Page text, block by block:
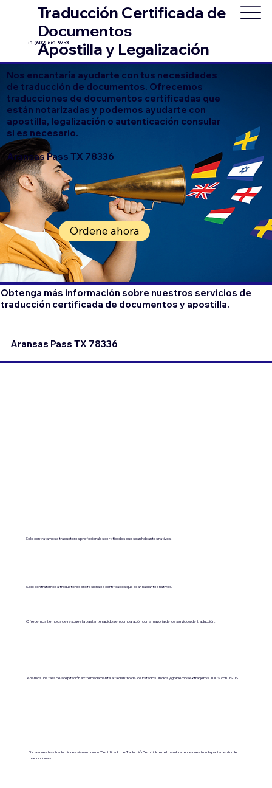
Traducción Certificada de
Documentos
Apostilla y Legalización
+1 (602) 661-9753
Solo contratamos a traductores profesionales certificados que sean hablantes nativos.
Solo contratamos a traductores profesionales certificados que sean hablantes nativos.
Ofrecemos tiempos de respuesta bastante rápidos en comparación con la mayoría de los servicios de traducción.
Tenemos una tasa de aceptación extremadamente alta dentro de los Estados Unidos y gobiernos extranjeros. 100% con USCIS.
Todas nuestras traducciones vienen con un “Certificado de Traducción” emitido en el membrete de nuestro departamento de
traducciones.
Nos encantaría ayudarte con tus necesidades
de traducción de documentos. Ofrecemos
traducciones de documentos certificadas que
están notarizadas y podemos ayudarte con
apostilla, legalización o autenticación consular
si es necesario.
Aransas Pass TX 78336
Ordene ahora
Obtenga más información sobre nuestros servicios de
traducción certificada de documentos y apostilla.
Aransas Pass TX 78336